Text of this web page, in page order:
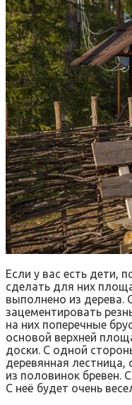
Если у вас есть дети,
сделать для них
выполнено из дерева.
зацементировать
на них поперечные
основой верхней
доски. С одной
деревянная
из половинок бревен.
С неё будет очень